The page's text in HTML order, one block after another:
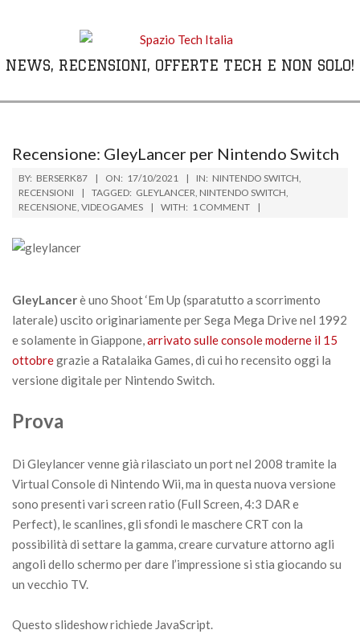
NEWS, RECENSIONI, OFFERTE TECH E NON SOLO!
MenuRecensione: GleyLancer per Nintendo Switch
BY: BERSERK87 ON: 17/10/2021 IN: NINTENDO SWITCH
RECENSIONI
TAGGED: GLEYLANCER NINTENDO SWITCH
RECENSIONE VIDEOGAMES WITH: 1 COMMENT
GleyLancerè uno Shoot ‘Em Up (sparatutto a scorrimento
laterale) uscito originariamente per Sega Mega Drive nel 1992
e solamente in Giappone,arrivato sulle console moderne il 15
ottobregrazie a Ratalaika Games, di cui ho recensito oggi la
versione digitale per Nintendo Switch.
Prova
Di Gleylancer venne già rilasciato un port nel 2008 tramite la
Virtual Console di Nintendo Wii, ma in questa nuova versione
sono presenti vari screen ratio (Full Screen, 4:3 DAR e
Perfect), le scanlines, gli sfondi le maschere CRT con la
possibilità di settare la gamma, creare curvature attorno agli
angoli dello schermo per dare l’impressione si stia giocando su
un vecchio TV.
Questo slideshow richiede JavaScript.